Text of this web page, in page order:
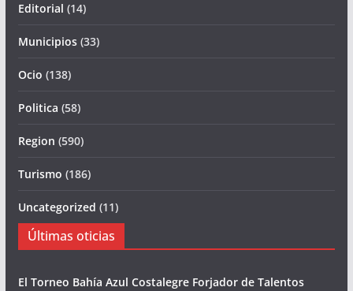
Editorial (14)
Municipios(33)
Ocio (138)
Politica (58)
Region (590)
Turismo (186)
Uncategorized (11)
Últimas oticias
El Torneo Bahía Azul Costalegre Forjador de Talentos